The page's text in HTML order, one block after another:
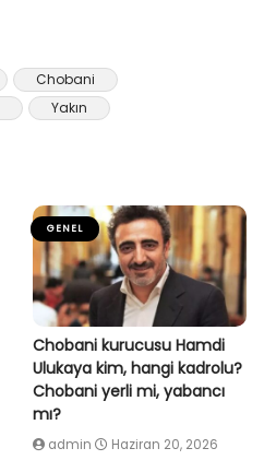
Chobani
Yakın
GENEL
Chobani kurucusu Hamdi
Ulukaya kim, hangi kadrolu?
Chobani yerli mi, yabancı
mı?
admin Haziran 20, 2026